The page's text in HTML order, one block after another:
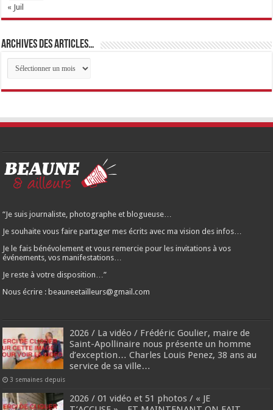
« Juil
Archives des articles…
Archives
des
articles…
“Je suis journaliste, photographe et blogueuse…
Je souhaite vous faire partager mes écrits avec ma vision des infos…
Je le fais bénévolement et vous remercie pour les invitations à vos
événements, vos manifestations…
Je reste à votre disposition…”
Nous écrire : beauneetailleurs@gmail.com
2026 / La vidéo / Frédéric Goulier, maire de
Saint-Apollinaire nous présente un homme
d’exception… Charles Louis Penez, 38 ans au
service de sa ville…
3 semaines depuis
2026 / 01 vidéo et 51 photos / « JE